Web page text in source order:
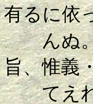
有るに依
んぬ。
旨、惟義
てえれ